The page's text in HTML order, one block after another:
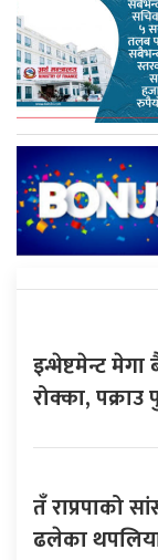
इन्भेष्टमेन्ट
रोक्का, पक्राउ
तँ राप्रपाको
ढलेका